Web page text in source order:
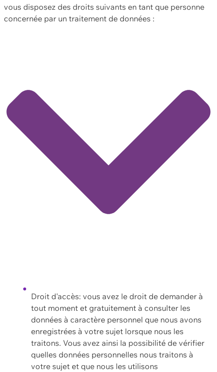
vous disposez des droits suivants en tant que personne
concernée par un traitement de données :
Droit d'accès: vous avez le droit de demander à
tout moment et gratuitement à consulter les
données à caractère personnel que nous avons
enregistrées à votre sujet lorsque nous les
traitons. Vous avez ainsi la possibilité de vérifier
quelles données personnelles nous traitons à
votre sujet et que nous les utilisons